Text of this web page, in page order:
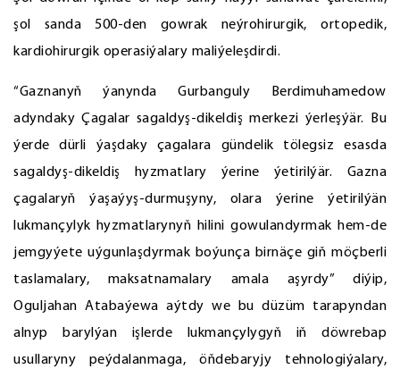
şol sanda 500-den gowrak neýrohirurgik, ortopedik,
kardiohirurgik operasiýalary maliýeleşdirdi.
“Gaznanyň ýanynda Gurbanguly Berdimuhamedow
adyndaky Çagalar sagaldyş-dikeldiş merkezi ýerleşýär. Bu
ýerde dürli ýaşdaky çagalara gündelik tölegsiz esasda
sagaldyş-dikeldiş hyzmatlary ýerine ýetirilýär. Gazna
çagalaryň ýaşaýyş-durmuşyny, olara ýerine ýetirilýän
lukmançylyk hyzmatlarynyň hilini gowulandyrmak hem-de
jemgyýete uýgunlaşdyrmak boýunça birnäçe giň möçberli
taslamalary, maksatnamalary amala aşyrdy” diýip,
Oguljahan Atabaýewa aýtdy we bu düzüm tarapyndan
alnyp barylýan işlerde lukmançylygyň iň döwrebap
usullaryny peýdalanmaga, öňdebaryjy tehnologiýalary,